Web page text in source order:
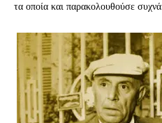
τα οποία και παρακολουθούσε συχνά.